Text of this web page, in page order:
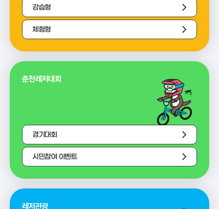
강습형
체험형
춘천레저대회
경기대회
시민참여 이벤트
레저관광